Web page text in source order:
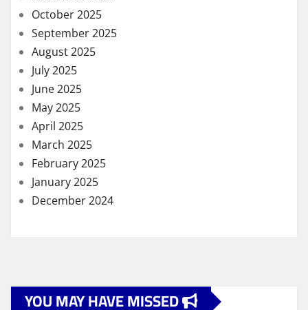
October 2025
September 2025
August 2025
July 2025
June 2025
May 2025
April 2025
March 2025
February 2025
January 2025
December 2024
YOU MAY HAVE MISSED